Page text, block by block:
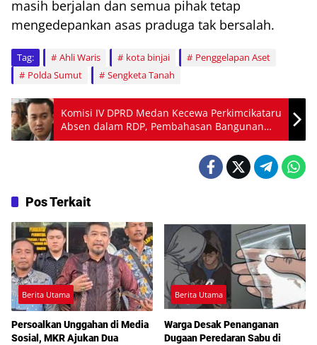
masih berjalan dan semua pihak tetap
mengedepankan asas praduga tak bersalah.
Tag: Ahli Waris kota binjai
Penggelapan Aset
Polda Sumut
Sengketa Tanah
Komisi IV DPRD Medan Kecewa Perkimcikataru
Absen dalam RDP, Pembahasan Bangunan
Bermasalah Ditunda
Pos Terkait
Berita Utama
Persoalkan Unggahan di Media
Sosial, MKR Ajukan Dua
Berita Utama
Warga Desak Penanganan
Dugaan Peredaran Sabu di